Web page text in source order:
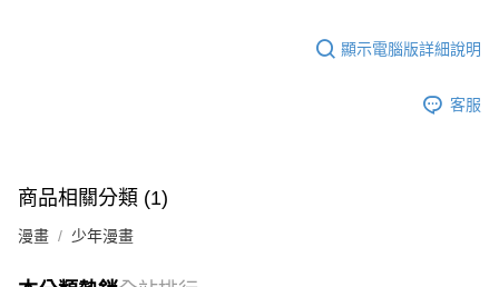
顯示電腦版詳細說明
客服
商品相關分類 (1)
漫畫 少年漫畫